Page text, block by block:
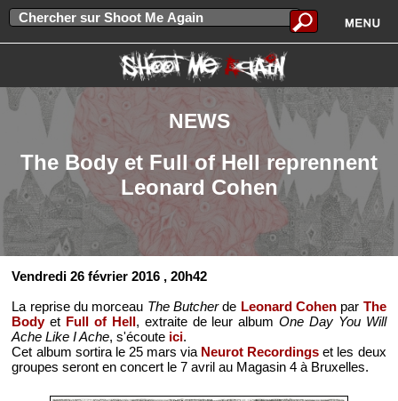
NEWS
The Body et Full of Hell reprennent
Leonard Cohen
Vendredi 26 février 2016 , 20h42
La reprise du morceau The Butcherde Leonard Cohenpar The
Bodyet Full of Hell, extraite de leur albumOne Day You Will
Ache Like I Ache, s'écoute ici.
Cet album sortira le 25 mars via Neurot Recordings et les deux
groupes seront en concert le 7 avril au Magasin 4 à Bruxelles.